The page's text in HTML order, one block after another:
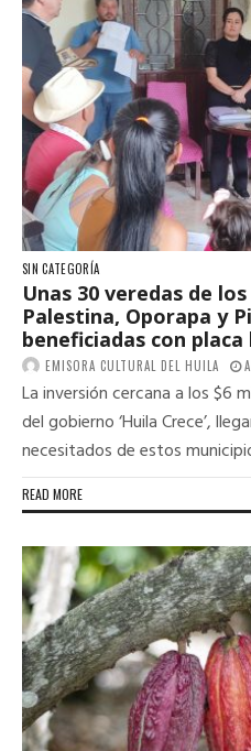
SIN CATEGORÍA
Unas 30 veredas de
Palestina, Oporapa y
beneficiadas con placa
EMISORA CULTURAL DEL HUILA
La inversión cercana a los $6
del gobierno ‘Huila Crece’,
necesitados de estos
READ MORE